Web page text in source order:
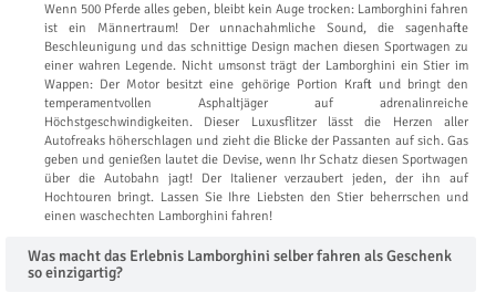
Wenn 500 Pferde alles geben, bleibt kein Auge trocken: Lamborghini fahren
ist ein Männertraum! Der unnachahmliche Sound, die sagenhafte
Beschleunigung und das schnittige Design machen diesen Sportwagen zu
einer wahren Legende. Nicht umsonst trägt der Lamborghini ein Stier im
Wappen: Der Motor besitzt eine gehörige Portion Kraft und bringt den
temperamentvollen Asphaltjäger auf adrenalinreiche
Höchstgeschwindigkeiten. Dieser Luxusflitzer lässt die Herzen aller
Autofreaks höherschlagen und zieht die Blicke der Passanten auf sich. Gas
geben und genießen lautet die Devise, wenn Ihr Schatz diesen Sportwagen
über die Autobahn jagt! Der Italiener verzaubert jeden, der ihn auf
Hochtouren bringt. Lassen Sie Ihre Liebsten den Stier beherrschen und
einen waschechten Lamborghini fahren!
Was macht das Erlebnis Lamborghini selber fahren als Geschenk
so einzigartig?